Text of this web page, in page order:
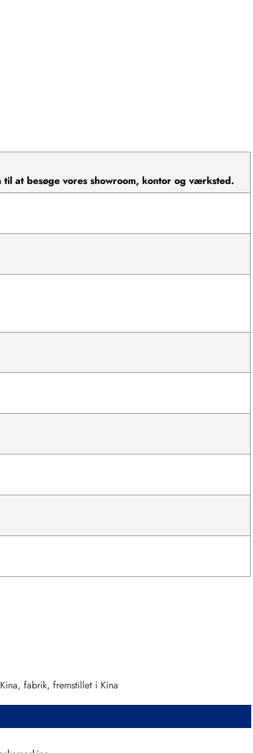
at besøge vores showroom, kontor og værksted.
fabrik, fremstillet i Kina